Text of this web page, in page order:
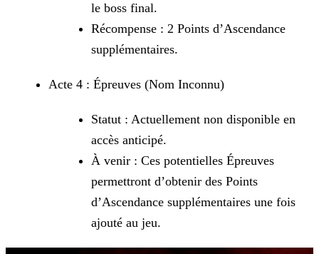
le boss final.
Récompense : 2 Points d’Ascendance
supplémentaires.
Acte 4 : Épreuves (Nom Inconnu)
Statut : Actuellement non disponible en
accès anticipé.
À venir : Ces potentielles Épreuves
permettront d’obtenir des Points
d’Ascendance supplémentaires une fois
ajouté au jeu.